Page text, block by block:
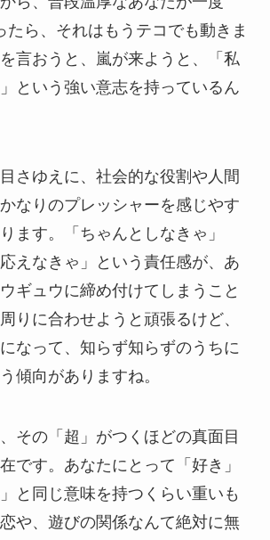
たら、それはもうテコでも動きま
言おうと、嵐が来ようと、「私
という強い意志を持っているん
さゆえに、社会的な役割や人間
なりのプレッシャーを感じやす
ます。「ちゃんとしなきゃ」
応えなきゃ」という責任感が、あ
ギュウに締め付けてしまうこと
りに合わせようと頑張るけど、
なって、知らず知らずのうちに
傾向がありますね。
その「超」がつくほどの真面目
です。あなたにとって「好き」
と同じ意味を持つくらい重いも
や、遊びの関係なんて絶対に無